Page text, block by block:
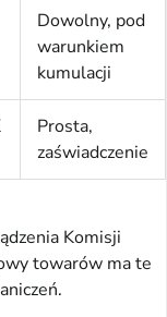
Dowolny, pod
warunkiem
kumulacji
Prosta,
zaświadczenie
Komisji
towarów ma te